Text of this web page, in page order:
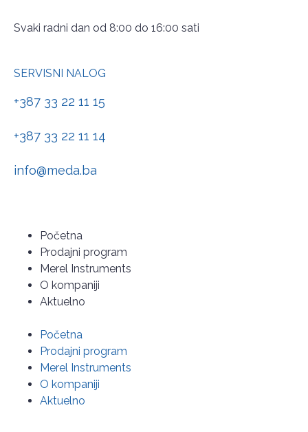
Svaki radni dan od 8:00 do 16:00 sati
SERVISNI NALOG
+387 33 22 11 15
+387 33 22 11 14
info@meda.ba
Početna
Prodajni program
Merel Instruments
O kompaniji
Aktuelno
Početna
Prodajni program
Merel Instruments
O kompaniji
Aktuelno